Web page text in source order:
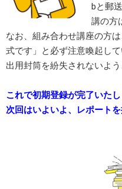
bと郵
講の方
なお、組み合わせ講座の方
式です」と必ず注意喚起し
出用封筒を紛失されないよう
これで初期登録が完了いたし
次回はいよいよ、レポート